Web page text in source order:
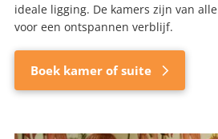
ideale ligging. De kamers zijn van
voor een ontspannen verblijf.
Boek kamer of suite